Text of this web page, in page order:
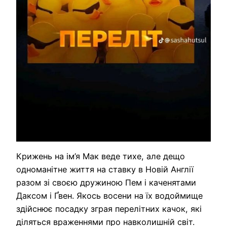
Крижень на ім’я Мак веде тихе, але дещо
одноманітне життя на ставку в Новій Англії
разом зі своєю дружиною Пем і каченятами
Даксом і Ґвен. Якось восени на їх водоймище
здійснює посадку зграя перелітних качок, які
діляться враженнями про навколишній світ.